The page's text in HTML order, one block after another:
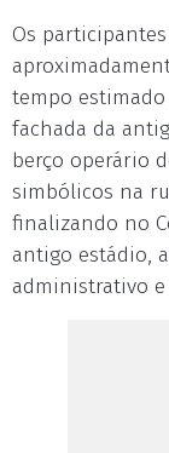
Os
tempo
fachada da
berço operário
simbólicos na
finalizando no
antigo estádio,
administrativo e